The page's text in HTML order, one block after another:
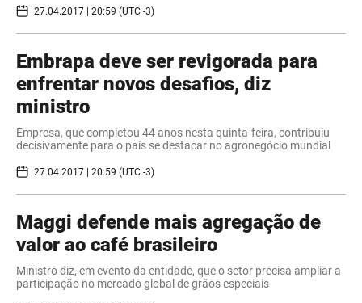
27.04.2017 | 20:59 (UTC -3)
Embrapa deve ser revigorada para
enfrentar novos desafios, diz
ministro
Empresa, que completou 44 anos nesta quinta-feira, contribuiu
decisivamente para o país se destacar no agronegócio mundial
27.04.2017 | 20:59 (UTC -3)
Maggi defende mais agregação de
valor ao café brasileiro
Ministro diz, em evento da entidade, que o setor precisa ampliar a
participação no mercado global de grãos especiais